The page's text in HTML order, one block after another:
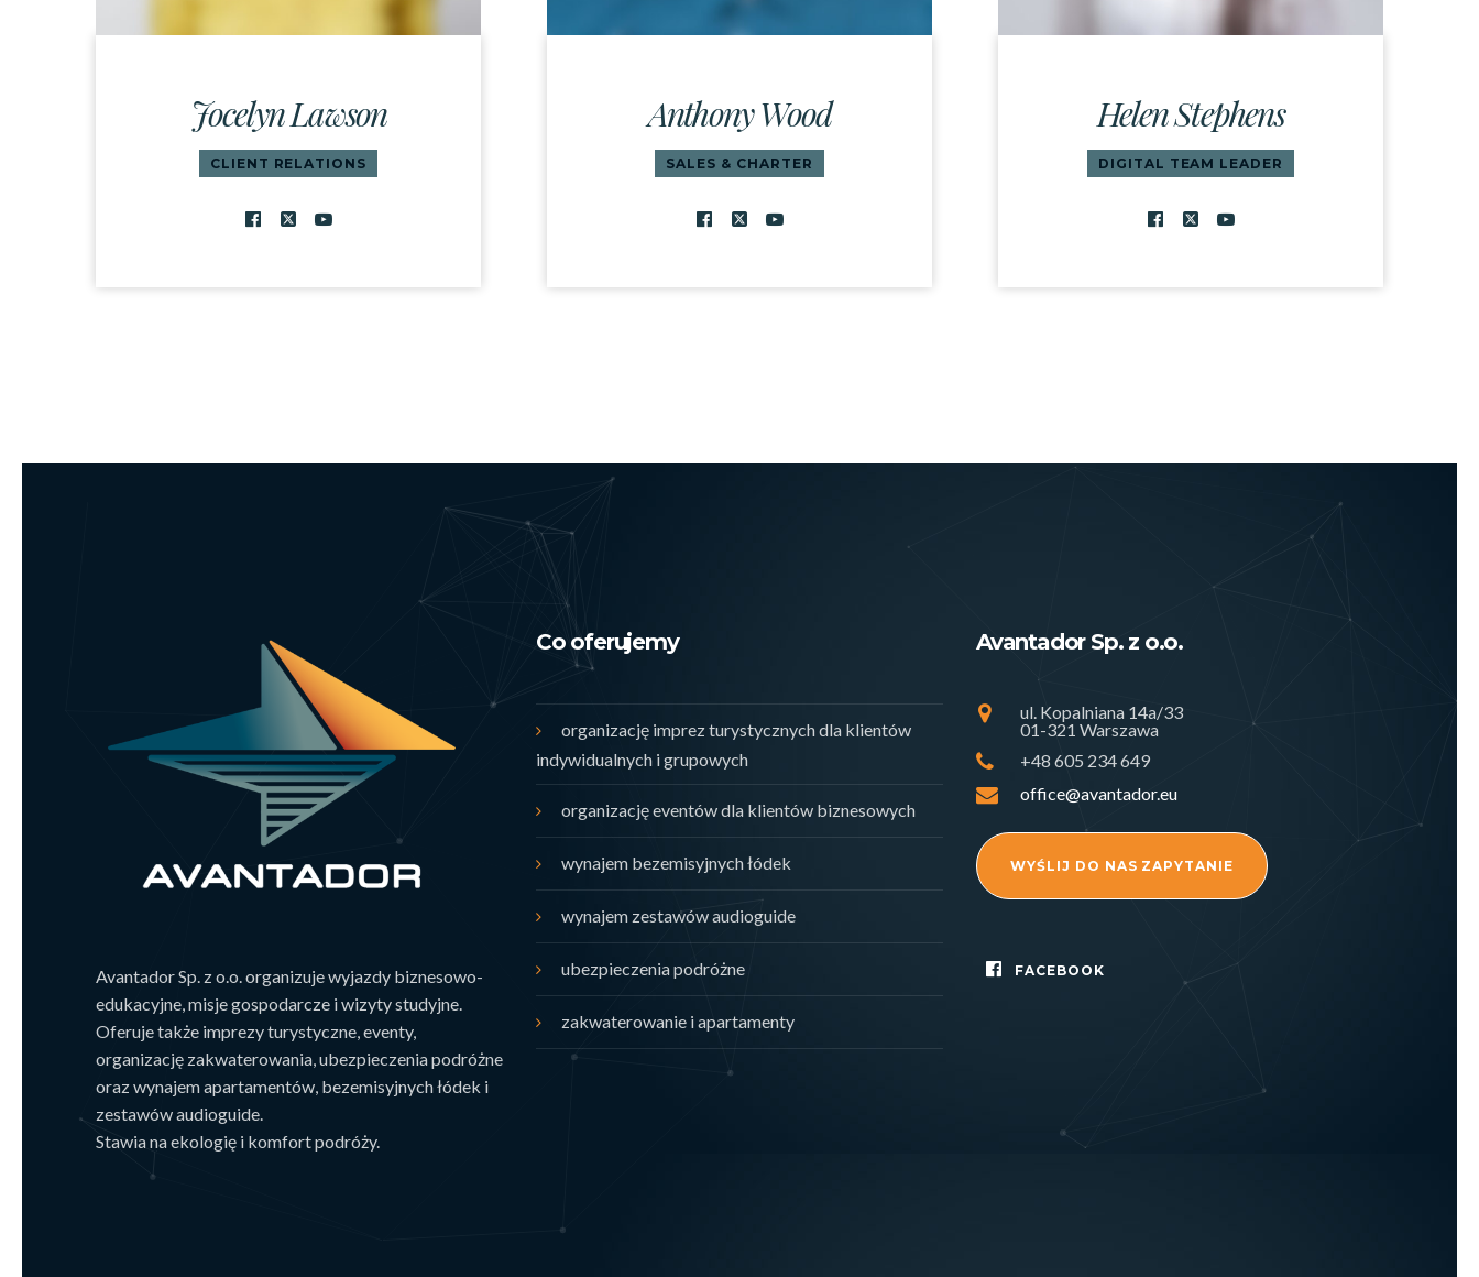
Jocelyn Lawson
CLIENT RELATIONS
Anthony Wood
SALES & CHARTER
Helen Stephens
DIGITAL TEAM LEADER
Avantador Sp. z o.o. organizuje wyjazdy biznesowo-
edukacyjne, misje gospodarcze i wizyty studyjne.
Oferuje także imprezy turystyczne, eventy,
organizację zakwaterowania, ubezpieczenia podróżne
oraz wynajem apartamentów, bezemisyjnych łódek i
zestawów audioguide.
Stawia na ekologię i komfort podróży.
Co oferujemy
organizację imprez turystycznych dla klientów
indywidualnych i grupowych
organizację eventów dla klientów biznesowych
wynajem bezemisyjnych łódek
wynajem zestawów audioguide
ubezpieczenia podróżne
zakwaterowanie i apartamenty
Avantador Sp. z o.o.
ul. Kopalniana 14a/33
01-321 Warszawa
+48 605 234 649
office@avantador.eu
WYŚLIJ DO NAS ZAPYTANIE
FACEBOOK